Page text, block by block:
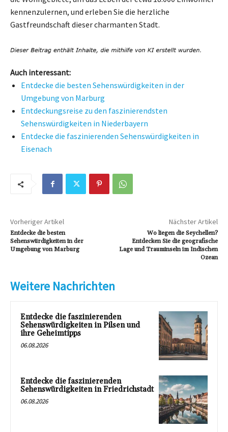
kennenzulernen, und erleben Sie die herzliche
Gastfreundschaft dieser charmanten Stadt.
Auch interessant:
Entdecke die besten Sehenswürdigkeiten in der
Umgebung von Marburg
Entdeckungsreise zu den faszinierendsten
Sehenswürdigkeiten in Niederbayern
Entdecke die faszinierenden Sehenswürdigkeiten in
Eisenach
Vorheriger Artikel
Entdecke die besten
Sehenswürdigkeiten in der
Umgebung von Marburg
Nächster Artikel
Wo liegen die Seychellen?
Entdecken Sie die geografische
Lage und Trauminseln im Indischen
Ozean
Weitere Nachrichten
Entdecke die faszinierenden
Sehenswürdigkeiten in Pilsen und
ihre Geheimtipps
06.08.2026
Entdecke die faszinierenden
Sehenswürdigkeiten in Friedrichstadt
06.08.2026